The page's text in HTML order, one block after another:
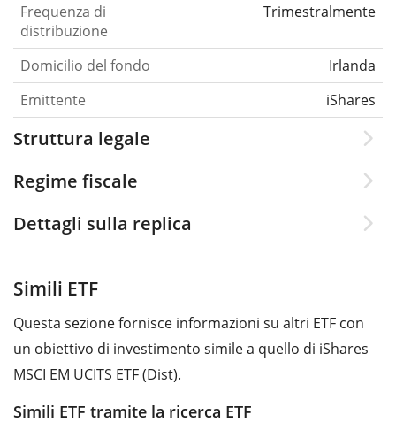
Frequenza di
distribuzione
Trimestralmente
Domicilio del fondo
Irlanda
Emittente
iShares
Struttura legale
Regime fiscale
Dettagli sulla replica
Simili ETF
Questa sezione fornisce informazioni su altri ETF con
un obiettivo di investimento simile a quello di iShares
MSCI EM UCITS ETF (Dist).
Simili ETF tramite la ricerca ETF